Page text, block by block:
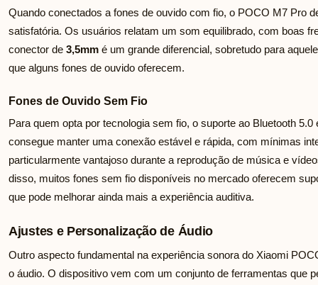
Quando conectados a fones de ouvido com fio, o POCO M7 Pro
satisfatória. Os usuários relatam um som equilibrado, com boas
conector de 3,5mm é um grande diferencial, sobretudo para
que alguns fones de ouvido oferecem.
Fones de Ouvido Sem Fio
Para quem opta por tecnologia sem fio, o suporte ao Bluetooth
consegue manter uma conexão estável e rápida, com mínimas
particularmente vantajoso durante a reprodução de música e
disso, muitos fones sem fio disponíveis no mercado oferecem
que pode melhorar ainda mais a experiência auditiva.
Ajustes e Personalização de Áudio
Outro aspecto fundamental na experiência sonora do Xiaomi
o áudio. O dispositivo vem com um conjunto de ferramentas que